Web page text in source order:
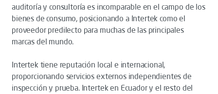
auditoría y consultoría es incomparable en el campo de los
bienes de consumo, posicionando a Intertek como el
proveedor predilecto para muchas de las principales
marcas del mundo.
Intertek tiene reputación local e internacional,
proporcionando servicios externos independientes de
inspección y prueba. Intertek en Ecuador y el resto del